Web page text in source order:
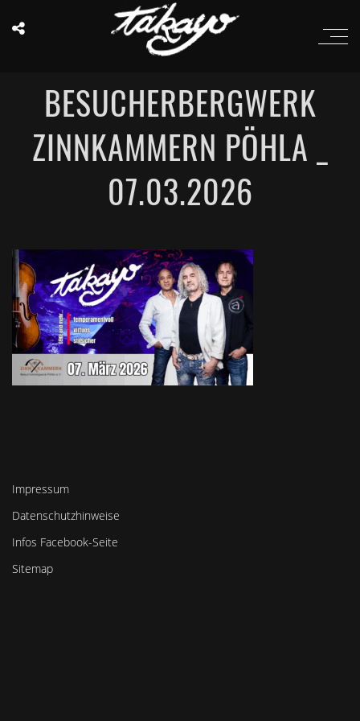
BESUCHERBERGWERK
ZINNKAMMERN PÖHLA _
07.03.2026
Impressum
Datenschutzhinweise
Infos Facebook-Seite
Sitemap